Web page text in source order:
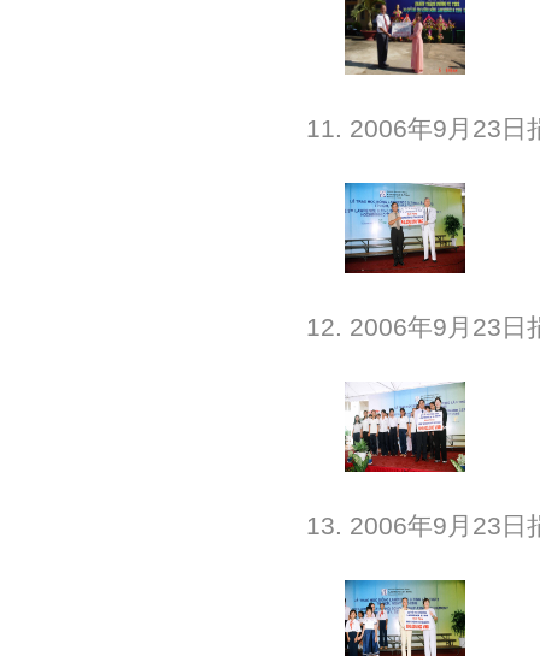
11. 2006年9月23日
12. 2006年9月23日
13. 2006年9月23日